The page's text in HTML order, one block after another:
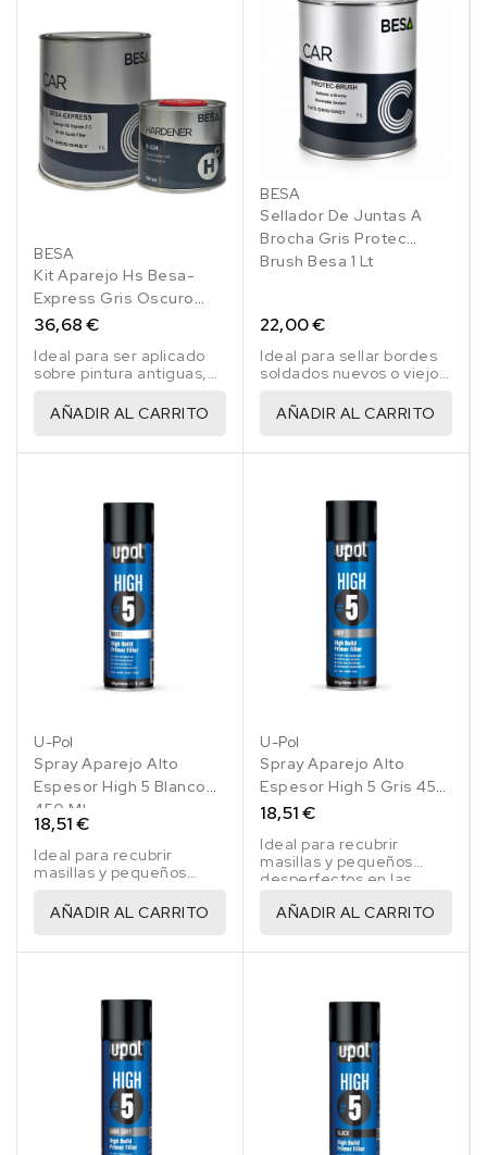
BESA
Kit Aparejo Hs Besa-
Express Gris Oscuro
7016 + Catalizador E-224
36,68 €
Ideal para ser aplicado
sobre pintura antiguas,
fibra de vidrio, acero y
galvanizado.
AÑADIR AL CARRITO
BESA
Sellador De Juntas A
Brocha Gris Protec
Brush Besa 1 Lt
22,00 €
Ideal para sellar bordes
soldados nuevos o viejos,
AÑADIR AL CARRITO
U-Pol
Spray Aparejo Alto
Espesor High 5 Blanco
450 Ml
18,51 €
Ideal para recubrir
masillas y pequeños
reparaciones de
vehículos
AÑADIR AL CARRITO
U-Pol
Spray Aparejo Alto
Espesor High 5 Gris 450
Ml
18,51 €
Ideal para recubrir
masillas y pequeños
desperfectos en las
vehículos
AÑADIR AL CARRITO